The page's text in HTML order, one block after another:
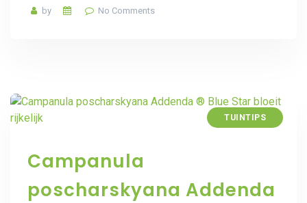
by No Comments
TUINTIPS
Campanula
poscharskyana Addenda